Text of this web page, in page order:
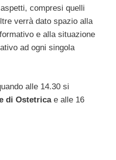
compresi quelli
verrà dato spazio alla
e alla situazione
ad ogni singola
alle 14.30 si
di Ostetricae alle 16